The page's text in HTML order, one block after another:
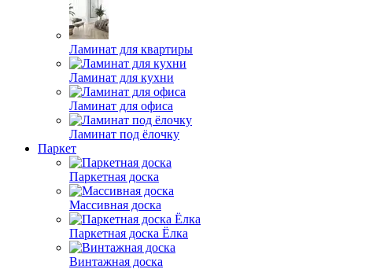
Ламинат для квартиры
Ламинат для кухни
Ламинат для офиса
Ламинат под ёлочку
Паркет
Паркетная доска
Массивная доска
Паркетная доска Ёлка
Винтажная доска